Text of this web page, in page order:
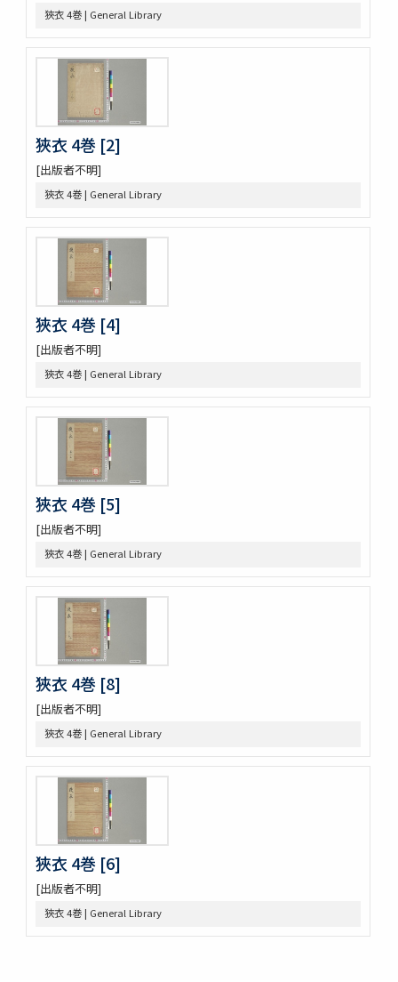
尚書 13巻
懐風藻
摩訶般若波羅蜜經 30巻 (存5巻)
六根清浄大祓 . 神道大意
ますかゝみ 17巻
信長記 15巻
建礼門院右京大夫家集 2巻
列子鬳齋口義 2巻
をみなへし 3巻
鴨長明方丈記之抄
なくさみ草 8巻
楊子雲集 3巻坿傳1巻
長恨歌 1巻坿傳1巻琵琶行1巻野馬臺詩1巻
一宮巡詣記抜粹 2巻 (存1巻)
花街漫録 2巻
北女閭起原 3巻
日蓮聖人註画畫讃 5巻
をりをりくさ 4巻
増補洞房語園 2巻
高尾考
中家實録 (存19巻)
改元定記
源語秘訣
落窪物語 4巻
連哥證哥
法隆寺伽藍縁起并流記資財事
鷹桐之卷抜書
伊勢千句註
元禄版東海道驛路記
つれつれ草拾遺
卜養狂哥集 2巻
播州舊記
四季物語
すみよし物語
紀伊國牟婁郡色川村色川氏藏文書
樋口殿之記 3巻
大鏡 (存2巻)
壬戌羇旅漫録 2巻
明徳記 3巻
四神地名録 9巻附録1巻
薩摩國風土記
﨑鎮八絶
狹衣 4巻 | General Library
狹衣 4巻 [2]
[出版者不明]
狹衣 4巻 | General Library
狹衣 4巻 [4]
[出版者不明]
狹衣 4巻 | General Library
狹衣 4巻 [5]
[出版者不明]
狹衣 4巻 | General Library
狹衣 4巻 [8]
[出版者不明]
狹衣 4巻 | General Library
狹衣 4巻 [6]
[出版者不明]
狹衣 4巻 | General Library